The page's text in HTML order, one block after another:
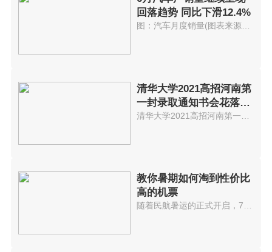
回落趋势 同比下滑12.4%
图：汽车月度销量(图表来源：中...
清华大学2021高招河南第
一封录取通知书会花落谁
家?
教你暑期如何淘到性价比
高的机票